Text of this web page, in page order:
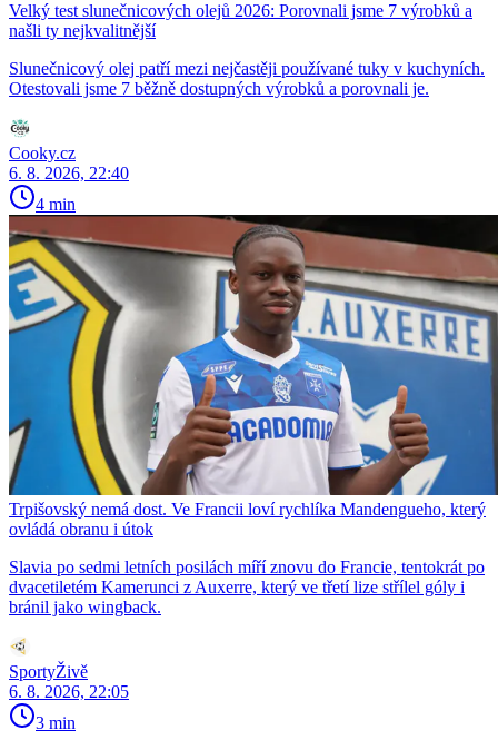
Velký test slunečnicových olejů 2026: Porovnali jsme 7 výrobků a
našli ty nejkvalitnější
Slunečnicový olej patří mezi nejčastěji používané tuky v kuchyních.
Otestovali jsme 7 běžně dostupných výrobků a porovnali je.
Cooky.cz
6. 8. 2026, 22:40
4 min
Trpišovský nemá dost. Ve Francii loví rychlíka Mandengueho, který
ovládá obranu i útok
Slavia po sedmi letních posilách míří znovu do Francie, tentokrát po
dvacetiletém Kamerunci z Auxerre, který ve třetí lize střílel góly i
bránil jako wingback.
SportyŽivě
6. 8. 2026, 22:05
3 min